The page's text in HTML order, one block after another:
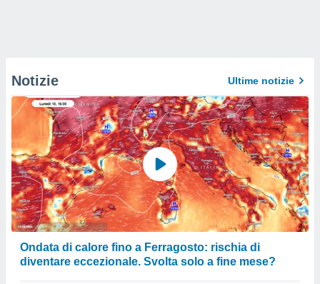
Notizie Ultime notizie
Ondata di calore fino a Ferragosto: rischia di
diventare eccezionale. Svolta solo a fine mese?